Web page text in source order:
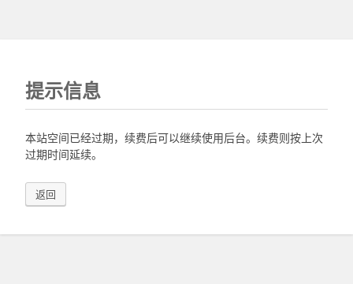
提示信息
本站空间已经过期，续费后可以继续使用后台。续费则按上次
过期时间延续。
返回